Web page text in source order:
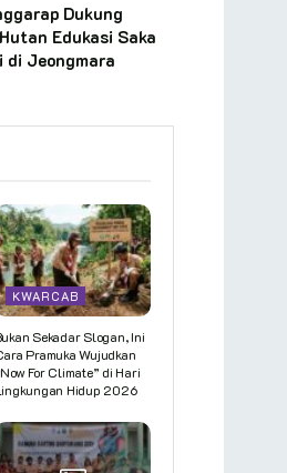
Dukung
Edukasi Saka
di Jeongmara
KWARCAB
Sekadar Slogan, Ini
Pramuka Wujudkan
For Climate” di Hari
Hidup 2026